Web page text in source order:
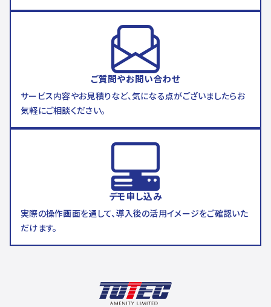
ご質問やお問い合わせ
サービス内容やお見積りなど、気になる点がございましたらお
気軽にご相談ください。
デモ申し込み
実際の操作画面を通して、導入後の活用イメージをご確認いた
だけます。